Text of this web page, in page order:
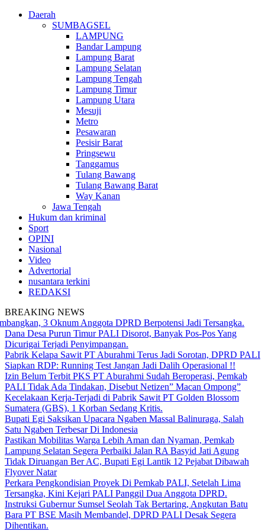
Daerah
SUMBAGSEL
LAMPUNG
Bandar Lampung
Lampung Barat
Lampung Selatan
Lampung Tengah
Lampung Timur
Lampung Utara
Mesuji
Metro
Pesawaran
Pesisir Barat
Pringsewu
Tanggamus
Tulang Bawang
Tulang Bawang Barat
Way Kanan
Jawa Tengah
Hukum dan kriminal
Sport
OPINI
Nasional
Video
Advertorial
nusantara terkini
REDAKSI
BREAKING NEWS
3 Oknum Anggota DPRD Berpotensi Jadi Tersangka.
Dana Desa Purun Timur PALI Disorot, Banyak Pos-Pos Yang
Dicurigai Terjadi Penyimpangan.
Pabrik Kelapa Sawit PT Aburahmi Terus Jadi Sorotan, DPRD PALI
Siapkan RDP: Running Test Jangan Jadi Dalih Operasional !!
Izin Belum Terbit PKS PT Aburahmi Sudah Beroperasi, Pemkab
PALI Tidak Ada Tindakan, Disebut Netizen” Macan Ompong”
Kecelakaan Kerja-Terjadi di Pabrik Sawit PT Golden Blossom
Sumatera (GBS), 1 Korban Sedang Kritis.
Bupati Egi Saksikan Upacara Ngaben Massal Balinuraga, Salah
Satu Ngaben Terbesar Di Indonesia
Pastikan Mobilitas Warga Lebih Aman dan Nyaman, Pemkab
Lampung Selatan Segera Perbaiki Jalan RA Basyid Jati Agung
Tidak Diruangan Ber AC, Bupati Egi Lantik 12 Pejabat Dibawah
Flyover Natar
Perkara Pengkondisian Proyek Di Pemkab PALI, Setelah Lima
Tersangka, Kini Kejari PALI Panggil Dua Anggota DPRD.
Instruksi Gubernur Sumsel Seolah Tak Bertaring, Angkutan Batu
Bara PT BSE Masih Membandel, DPRD PALI Desak Segera
Dihentikan.